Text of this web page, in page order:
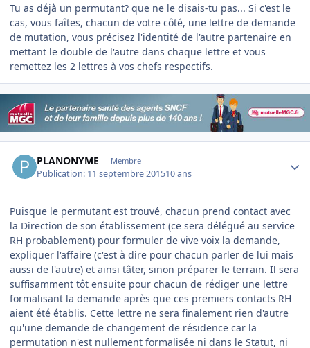
Tu as déjà un permutant? que ne le disais-tu pas... Si c'est le
cas, vous faîtes, chacun de votre côté, une lettre de demande
de mutation, vous précisez l'identité de l'autre partenaire en
mettant le double de l'autre dans chaque lettre et vous
remettez les 2 lettres à vos chefs respectifs.
PLANONYME Membre
Publication: 11 septembre 201510 ans
Puisque le permutant est trouvé, chacun prend contact avec
la Direction de son établissement (ce sera délégué au service
RH probablement) pour formuler de vive voix la demande,
expliquer l'affaire (c'est à dire pour chacun parler de lui mais
aussi de l'autre) et ainsi tâter, sinon préparer le terrain. Il sera
suffisamment tôt ensuite pour chacun de rédiger une lettre
formalisant la demande après que ces premiers contacts RH
aient été établis. Cette lettre ne sera finalement rien d'autre
qu'une demande de changement de résidence car la
permutation n'est nullement formalisée ni dans le Statut, ni